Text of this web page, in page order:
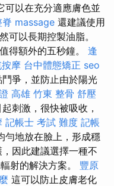
可以在充分適應膚色並
massage 還建議使用
可以長期控製油脂。
得額外的五秒鐘。 逢
摩 台中體態矯正 seo
爭，並防止由於陽光
高雄 竹東 整骨 舒壓
刺激，很快被吸收，
記帳士 考試 難度 記帳
勻地放在臉上，形成穩
因此建議選擇一種不
射的解決方案。 豐原
這可以防止皮膚老化